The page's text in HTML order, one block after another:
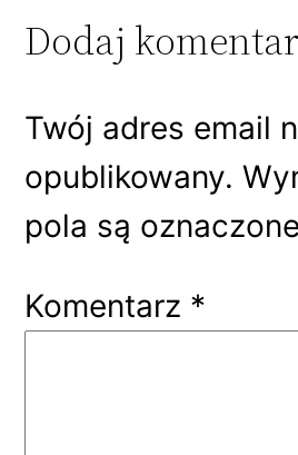
Dodaj
Twój adres email
opublikowany.
pola są oznaczone
Komentarz *